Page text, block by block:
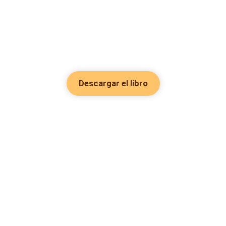
Descargar el libro